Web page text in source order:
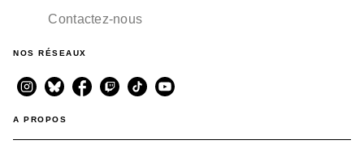
Contactez-nous
NOS RÉSEAUX
A PROPOS